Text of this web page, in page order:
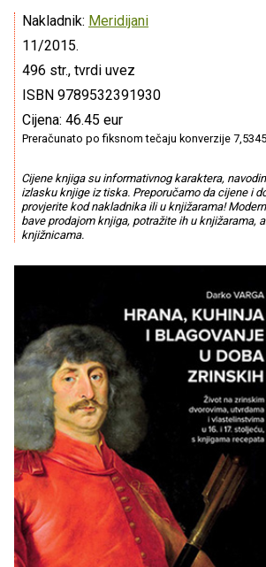
Nakladnik: Meridijani
11/2015.
496 str., tvrdi uvez
ISBN 9789532391930
Cijena: 46.45 eur
Preračunato po fiksnom tečaju konverzije
Cijene knjiga su informativnog karaktera,
izlasku knjige iz tiska. Preporučamo da cijene i
provjerite kod nakladnika ili u knjižarama!
bave prodajom knjiga, potražite ih u knjižarama,
knjižnicama.